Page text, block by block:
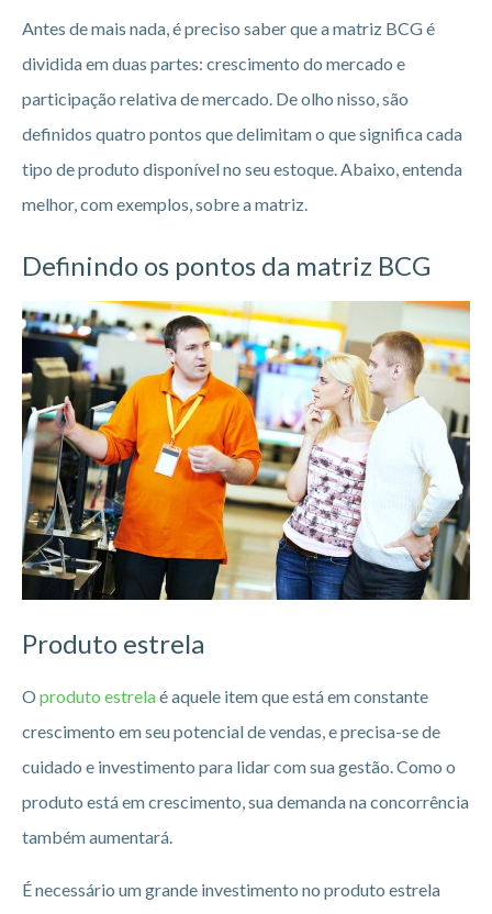
Antes de mais nada, é preciso saber que a matriz BCG é
dividida em duas partes: crescimento do mercado e
participação relativa de mercado. De olho nisso, são
definidos quatro pontos que delimitam o que significa cada
tipo de produto disponível no seu estoque. Abaixo, entenda
melhor, com exemplos, sobre a matriz.
Definindo os pontos da matriz BCG
Produto estrela
O produto estrelaé aquele item que está em constante
crescimento em seu potencial de vendas, e precisa-se de
cuidado e investimento para lidar com sua gestão. Como o
produto está em crescimento, sua demanda na concorrência
também aumentará.
É necessário um grande investimento no produto estrela